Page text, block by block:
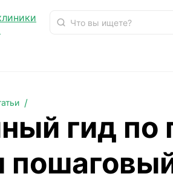
прегравидарной подготовке: Ваш
гид по